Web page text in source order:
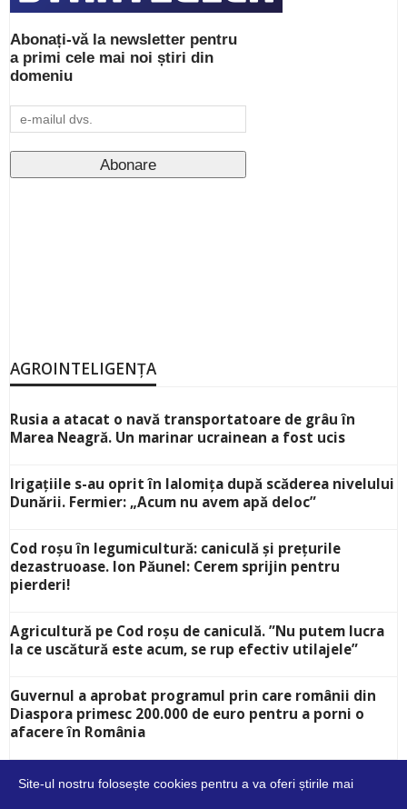
Abonați-vă la newsletter pentru
a primi cele mai noi știri din
domeniu
AGROINTELIGENȚA
Rusia a atacat o navă transportatoare de grâu în
Marea Neagră. Un marinar ucrainean a fost ucis
Irigațiile s-au oprit în Ialomița după scăderea nivelului
Dunării. Fermier: „Acum nu avem apă deloc”
Cod roșu în legumicultură: caniculă și prețurile
dezastruoase. Ion Păunel: Cerem sprijin pentru
pierderi!
Agricultură pe Cod roșu de caniculă. ”Nu putem lucra
la ce uscătură este acum, se rup efectiv utilajele”
Guvernul a aprobat programul prin care românii din
Diaspora primesc 200.000 de euro pentru a porni o
afacere în România
Site-ul nostru folosește cookies pentru a va oferi știrile mai